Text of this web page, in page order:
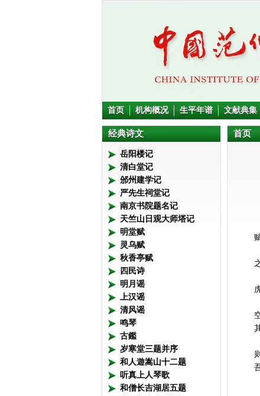
首页 机构概况 生平年谱 文献典集
经典诗文
岳阳楼记
清白堂记
邠州建学记
严先生祠堂记
南京书院题名记
天竺山日观大师塔记
明堂赋
灵乌赋
秋香亭赋
四民诗
明月谣
上汉谣
清风谣
鸣琴
古鑑
岁寒堂三题并序
和人遊嵩山十二题
听真上人琴歌
和僧长吉湖居五题
首页